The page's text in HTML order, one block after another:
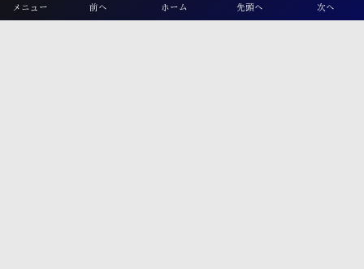
メニュー 前へ ホーム 先頭へ 次へ
予定分は中止 次回8/11.12